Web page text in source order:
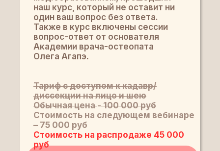
Тариф с доступом к кадавр/
диссекции на лицо и шею
Обычная цена-100 000 руб
Стоимость на следующем вебинаре
– 75 000 руб
Стоимость на распродаже 45 000
руб
наш курс, который не оставит ни
один ваш вопрос без ответа.
Также в курс включены сессии
вопрос-ответ от основателя
Академии врача-остеопата
Олега Агапэ.